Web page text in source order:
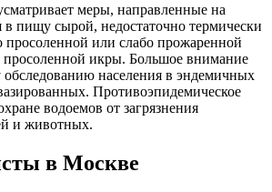
меры, направленные на
в пищу сырой, недостаточно термически
просоленной или слабо прожаренной
икры. Большое внимание
обследованию населения в эндемичных
Противоэпидемическое
водоемов от загрязнения
и животных.
в Москве